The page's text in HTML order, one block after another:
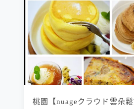
桃園【nuageクラウド雲朵